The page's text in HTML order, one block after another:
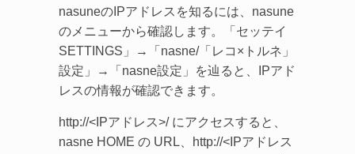
nasuneのIPアドレスを知るには、nasune
のメニューから確認します。「セッテイ
SETTINGS」→「nasne/「レコ×トルネ」
設定」→「nasne設定」を辿ると、IPアド
レスの情報が確認できます。
http://<IPアドレス>/ にアクセスすると、
nasne HOME の URL、http://<IPアドレス